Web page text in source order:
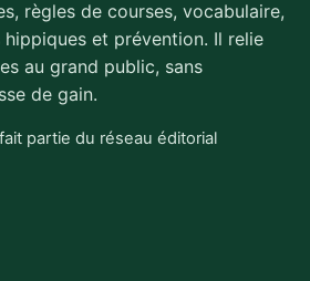
règles de courses, vocabulaire,
et prévention. Il relie
au grand public, sans
de gain.
partie du réseau éditorial